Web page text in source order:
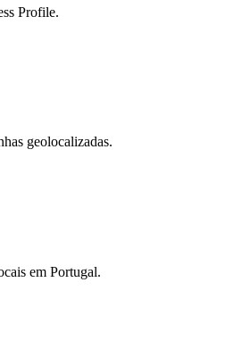
Profile.
geolocalizadas.
em Portugal.